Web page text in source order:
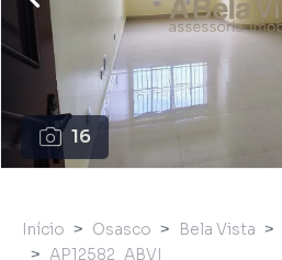
16
Início Osasco Bela Vista
AP12582_ABVI